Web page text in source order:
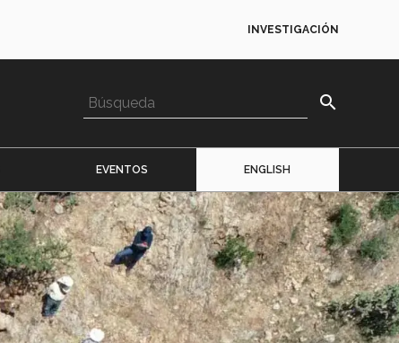
INVESTIGACIÓN
search
EVENTOS ENGLISH